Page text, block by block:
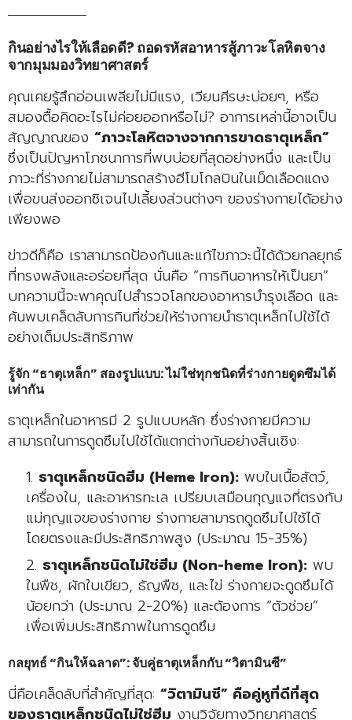
กินอย่างไรให้เลือดดี? ถอดรหัสอาหารสู้ภาวะโลหิตจาง
จากมุมมองวิทยาศาสตร์
คุณเคยรู้สึกอ่อนเพลียไม่มีแรง, เวียนศีรษะบ่อยๆ, หรือ
สมองตื้อคิดอะไรไม่ค่อยออกหรือไม่? อาการเหล่านี้อาจเป็น
สัญญาณของ “ภาวะโลหิตจางจากการขาดธาตุเหล็ก”
ซึ่งเป็นปัญหาโภชนาการที่พบบ่อยที่สุดอย่างหนึ่ง และเป็น
ภาวะที่ร่างกายไม่สามารถสร้างฮีโมโกลบินในเม็ดเลือดแดง
เพื่อขนส่งออกซิเจนไปเลี้ยงส่วนต่างๆ ของร่างกายได้อย่าง
เพียงพอ
ข่าวดีก็คือ เราสามารถป้องกันและแก้ไขภาวะนี้ได้ด้วยกลยุทธ์
ที่ทรงพลังและอร่อยที่สุด นั่นคือ “การกินอาหารให้เป็นยา”
บทความนี้จะพาคุณไปสำรวจโลกของอาหารบำรุงเลือด และ
ค้นพบเคล็ดลับการกินที่ช่วยให้ร่างกายนำธาตุเหล็กไปใช้ได้
อย่างเต็มประสิทธิภาพ
รู้จัก “ธาตุเหล็ก” สองรูปแบบ: ไม่ใช่ทุกชนิดที่ร่างกายดูดซึมได้
เท่ากัน
ธาตุเหล็กในอาหารมี 2 รูปแบบหลัก ซึ่งร่างกายมีความ
สามารถในการดูดซึมไปใช้ได้แตกต่างกันอย่างสิ้นเชิง:
ธาตุเหล็กชนิดฮีม (Heme Iron):พบในเนื้อสัตว์,
เครื่องใน, และอาหารทะเล เปรียบเสมือนกุญแจที่ตรงกับ
แม่กุญแจของร่างกาย ร่างกายสามารถดูดซึมไปใช้ได้
โดยตรงและมีประสิทธิภาพสูง (ประมาณ 15-35%)
ธาตุเหล็กชนิดไม่ใช่ฮีม (Non-heme Iron):พบ
ในพืช, ผักใบเขียว, ธัญพืช, และไข่ ร่างกายจะดูดซึมได้
น้อยกว่า (ประมาณ 2-20%) และต้องการ “ตัวช่วย”
เพื่อเพิ่มประสิทธิภาพในการดูดซึม
กลยุทธ์ “กินให้ฉลาด”: จับคู่ธาตุเหล็กกับ “วิตามินซี”
นี่คือเคล็ดลับที่สำคัญที่สุด: “วิตามินซี” คือคู่หูที่ดีที่สุด
ของธาตุเหล็กชนิดไม่ใช่ฮีม งานวิจัยทางวิทยาศาสตร์